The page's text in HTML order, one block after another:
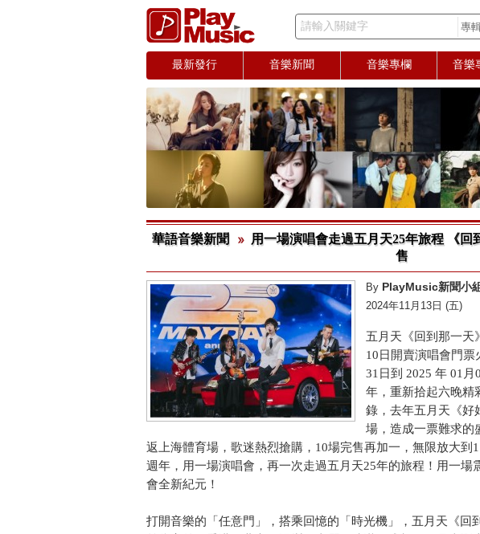
請輸入關鍵字
最新發行 音樂新聞 音樂專欄 音樂
華語音樂新聞
用一場演唱會走過五月天25年旅程 《
售
By PlayMusic新聞小組
2024年11月13日 (五)
五月天《回到那一天
10日開賣演唱會門票
31日到 2025 年 01
年，重新拾起六晚精
錄，去年五月天《好
場，造成一票難求的
返上海體育場，歌迷熱烈搶購，10場完售再加一，無限放大到
週年，用一場演唱會，再一次走過五月天25年的旅程！用一場
會全新紀元！
打開音樂的「任意門」，搭乘回憶的「時光機」，五月天《回